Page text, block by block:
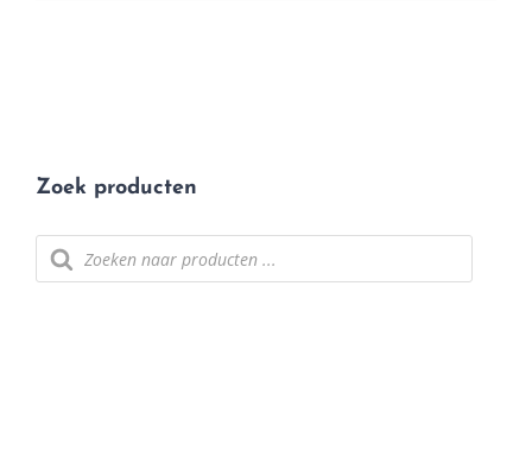
Zoek producten
Producten
zoeken